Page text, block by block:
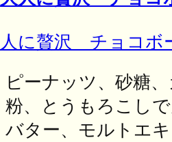
ピーナッツ、砂糖
粉、とうもろこし
バター、モルトエ